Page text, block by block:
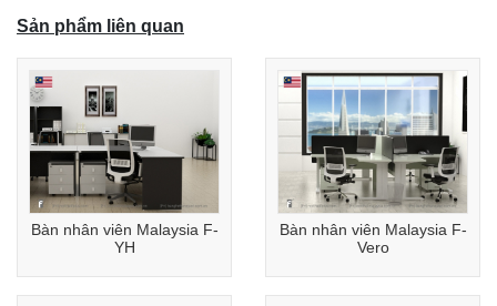
Sản phẩm liên quan
Bàn nhân viên Malaysia F-
YH
Bàn nhân viên Malaysia F-
Vero